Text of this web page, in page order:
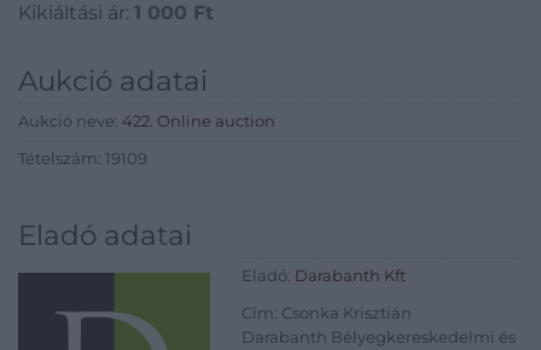
Kikiáltási ár: 1 000 Ft
Aukció adatai
Aukció neve: 422. Online auction
Tételszám: 19109
Eladó adatai
Eladó: Darabanth Kft
Cím: Csonka Krisztián
Darabanth Bélyegkereskedelmi és